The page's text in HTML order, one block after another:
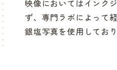
映像においてはインク
ず、専門ラボによって
銀塩写真を使用しており